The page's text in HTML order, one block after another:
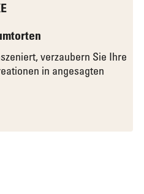
verzaubern Sie Ihre
in angesagten